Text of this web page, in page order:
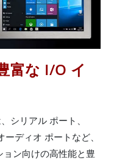
富な I/O イ
シリアル ポート、
ディオ ポートなど、
ン向けの高性能と豊